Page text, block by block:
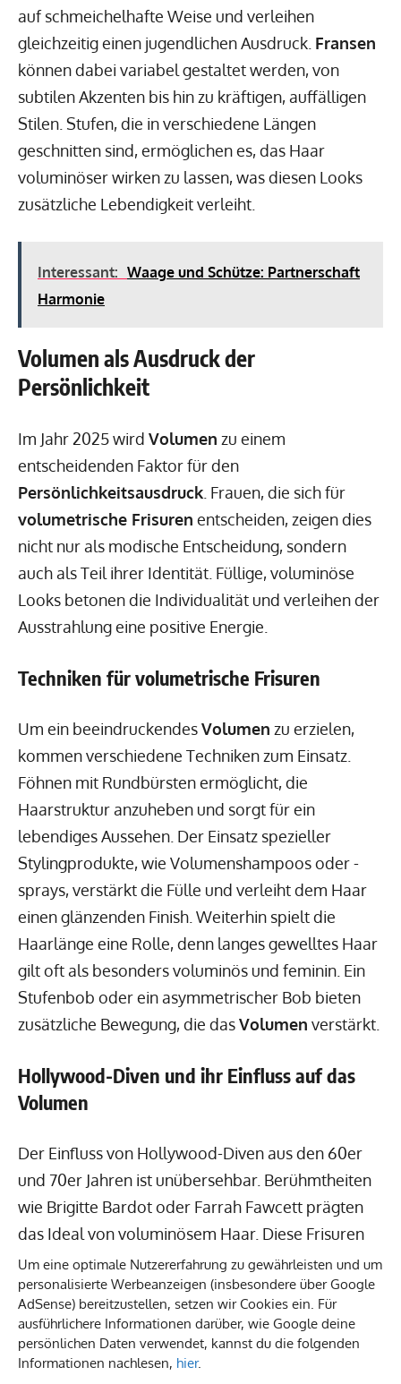
Um eine optimale Nutzererfahrung zu gewährleisten und um
personalisierte Werbeanzeigen (insbesondere über Google
AdSense) bereitzustellen, setzen wir Cookies ein. Für
ausführlichere Informationen darüber, wie Google deine
persönlichen Daten verwendet, kannst du die folgenden
Informationen nachlesen, hier.
auf schmeichelhafte Weise und verleihen
gleichzeitig einen jugendlichen Ausdruck. Fransen
können dabei variabel gestaltet werden, von
subtilen Akzenten bis hin zu kräftigen, auffälligen
Stilen. Stufen, die in verschiedene Längen
geschnitten sind, ermöglichen es, das Haar
voluminöser wirken zu lassen, was diesen Looks
zusätzliche Lebendigkeit verleiht.
Interessant: Waage und Schütze: Partnerschaft
Harmonie
Volumen als Ausdruck der
Persönlichkeit
Im Jahr 2025 wird Volumen zu einem
entscheidenden Faktor für den
Persönlichkeitsausdruck . Frauen, die sich für
volumetrische Frisuren entscheiden, zeigen dies
nicht nur als modische Entscheidung, sondern
auch als Teil ihrer Identität. Füllige, voluminöse
Looks betonen die Individualität und verleihen der
Ausstrahlung eine positive Energie.
Techniken für volumetrische Frisuren
Um ein beeindruckendesVolumen zu erzielen,
kommen verschiedene Techniken zum Einsatz.
Föhnen mit Rundbürsten ermöglicht, die
Haarstruktur anzuheben und sorgt für ein
lebendiges Aussehen. Der Einsatz spezieller
Stylingprodukte, wie Volumenshampoos oder -
sprays, verstärkt die Fülle und verleiht dem Haar
einen glänzenden Finish. Weiterhin spielt die
Haarlänge eine Rolle, denn langes gewelltes Haar
gilt oft als besonders voluminös und feminin. Ein
Stufenbob oder ein asymmetrischer Bob bieten
zusätzliche Bewegung, die dasVolumen verstärkt.
Hollywood-Diven und ihr Einfluss auf das
Volumen
Der Einfluss von Hollywood-Diven aus den 60er
und 70er Jahren ist unübersehbar. Berühmtheiten
wie Brigitte Bardot oder Farrah Fawcett prägten
das Ideal von voluminösem Haar. Diese Frisuren
symbolisieren nicht nur Stil, sondern auch
Selbstbewusstsein und Individualität. Frauen, die
sich an diesen Ikonen orientieren, streben nach
einem möglichst voluminösen Erscheinungsbild,
was ihre Persönlichkeit unterstreicht und eine Aura